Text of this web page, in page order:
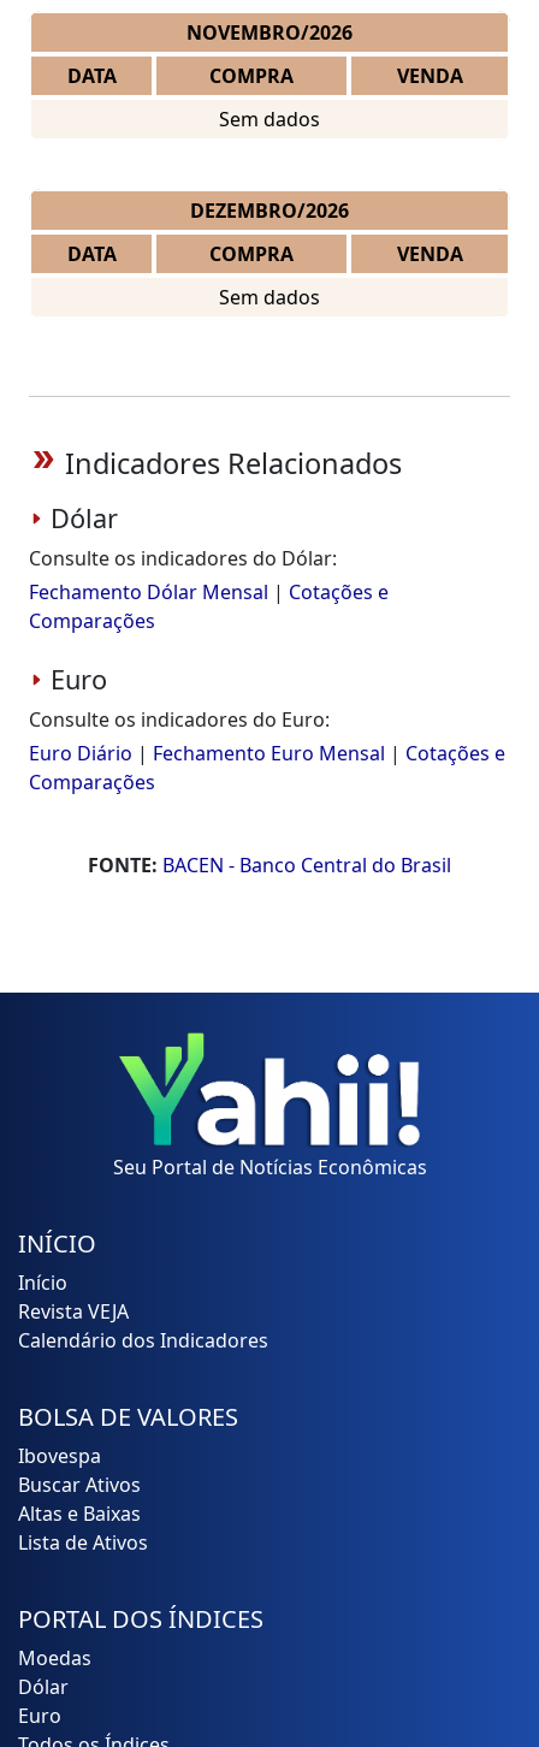
NOVEMBRO/2026
DATA
COMPRA
VENDA
Sem dados
DEZEMBRO/2026
DATA
COMPRA
VENDA
Sem dados
double_arrow Indicadores Relacionados
Dólar
Consulte os indicadores do Dólar:
Fechamento Dólar Mensal | Cotações e
Comparações
Euro
Consulte os indicadores do Euro:
Euro Diário | Fechamento Euro Mensal | Cotações e
Comparações
FONTE: BACEN - Banco Central do Brasil
Seu Portal de Notícias Econômicas
INÍCIO
Início
Revista VEJA
Calendário dos Indicadores
BOLSA DE VALORES
Ibovespa
Buscar Ativos
Altas e Baixas
Lista de Ativos
PORTAL DOS ÍNDICES
Moedas
Dólar
Euro